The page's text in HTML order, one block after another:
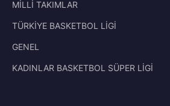
MİLLİ TAKIMLAR
TÜRKİYE BASKETBOL LİGİ
GENEL
KADINLAR BASKETBOL SÜPER LİGİ